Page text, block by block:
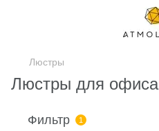
Люстры
Люстры для офиса
Фильтр 1